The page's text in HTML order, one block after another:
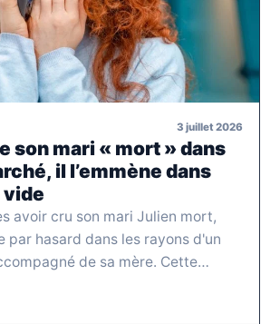
3 juillet 2026
son mari « mort » dans
il l’emmène dans
vide
avoir cru son mari Julien mort,
par hasard dans les rayons d'un
de sa mère. Cette…